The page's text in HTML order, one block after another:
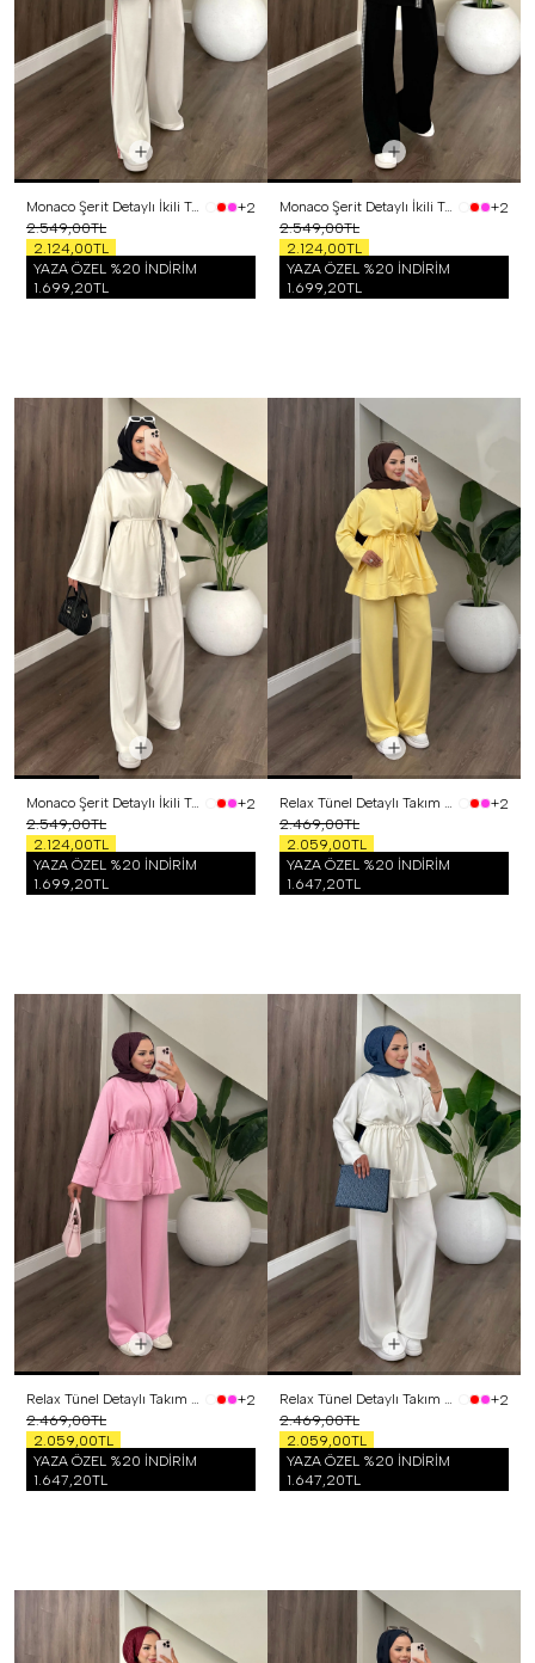
Monaco Şerit Detaylı İkili Takım Kırmızı
+2
2.549,00TL
2.124,00TL
YAZA ÖZEL %20 İNDİRİM
1.699,20TL
Monaco Şerit Detaylı İkili Takım Siyah
+2
2.549,00TL
2.124,00TL
YAZA ÖZEL %20 İNDİRİM
1.699,20TL
Monaco Şerit Detaylı İkili Takım Beyaz
+2
2.549,00TL
2.124,00TL
YAZA ÖZEL %20 İNDİRİM
1.699,20TL
Relax Tünel Detaylı Takım Sarı
+2
2.469,00TL
2.059,00TL
YAZA ÖZEL %20 İNDİRİM
1.647,20TL
Relax Tünel Detaylı Takım Pembe
+2
2.469,00TL
2.059,00TL
YAZA ÖZEL %20 İNDİRİM
1.647,20TL
Relax Tünel Detaylı Takım Beyaz
+2
2.469,00TL
2.059,00TL
YAZA ÖZEL %20 İNDİRİM
1.647,20TL